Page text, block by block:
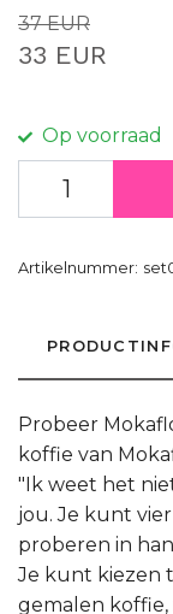
37 EUR
33 EUR
Op voorraad
Artikelnummer:
Probeer
koffie van
"Ik weet het
jou. Je kunt
proberen in
Je kunt kiezen
gemalen koffie,